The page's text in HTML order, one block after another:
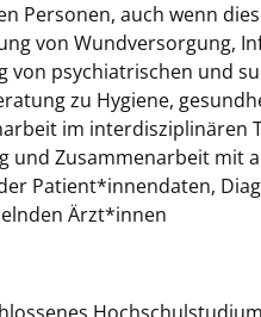
Personen, auch wenn
von Wundversorgung,
von psychiatrischen und
zu Hygiene,
im interdisziplinären
und Zusammenarbeit mit
Patient*innendaten,
Ärzt*innen